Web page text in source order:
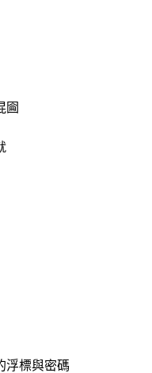
圇
浮標與密碼